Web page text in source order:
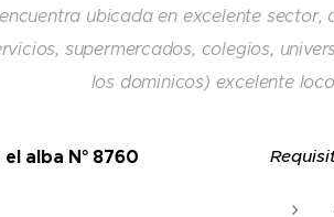
ubicada en excelente
supermercados, colegios,
los dominicos) excelente
alba N° 8760